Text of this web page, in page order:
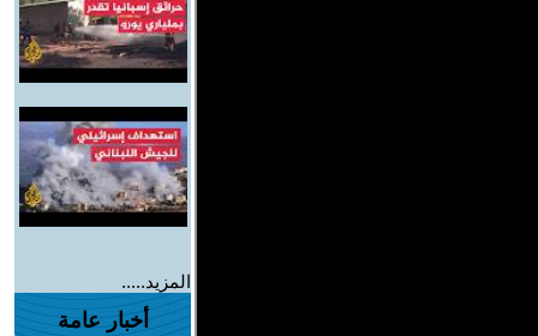
المزيد.....
أخبار عامة